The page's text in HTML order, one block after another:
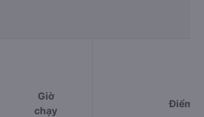
Giờ
chạy
Điểm đi